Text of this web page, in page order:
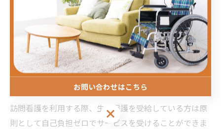
自己負担ゼロの訪問看護利用手順を紹
訪問看護利用で自己負担がゼロになる理由
訪問看護を利用する際、生活保護を受給している方は原
則として自己負担ゼロでサービスを受けることができま
お問い合わせはこちら
お問い合わせはこちら